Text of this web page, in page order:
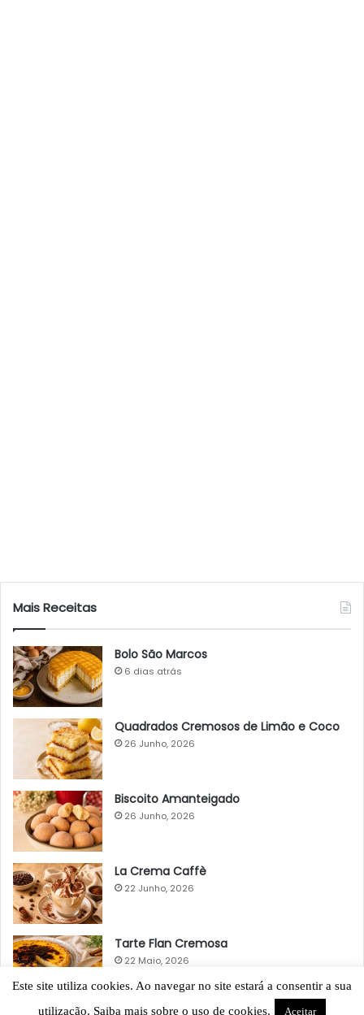
Mais Receitas
Bolo São Marcos
6 dias atrás
Quadrados Cremosos de Limão e Coco
26 Junho, 2026
Biscoito Amanteigado
26 Junho, 2026
La Crema Caffè
22 Junho, 2026
Tarte Flan Cremosa
22 Maio, 2026
Este site utiliza cookies. Ao navegar no site estará a consentir a sua
utilização. Saiba mais sobre o uso de cookies.
Aceitar